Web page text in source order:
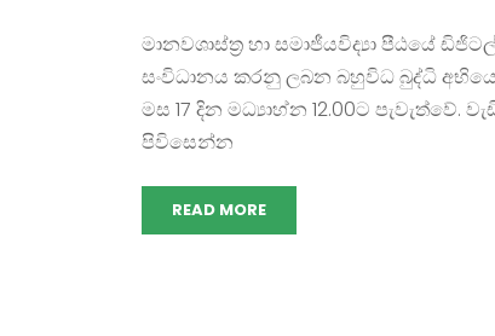
මානවශාස්ත්‍ර හා සමාජීයවිද්‍යා පීඨයේ
සංවිධානය කරනු ලබන බහුවිධ බුද්ධි
මස 17 දින මධ්‍යාහ්න 12.00ට පැවැත්වේ.
පිවිසෙන්න
READ MORE